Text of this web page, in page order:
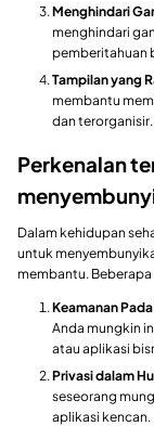
Menghindari
menghindari
pemberitahuan
Tampilan yang
membantu
dan terorganisir.
Perkenalan
Dalam kehidupan
untuk
membantu.
Keamanan
Anda mungkin
atau aplikasi
Privasi dalam
seseorang
aplikasi kencan.